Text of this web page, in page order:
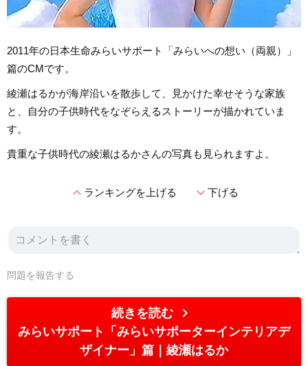
2011年の日本生命みらいサポート「みらいへの想い（両親）」
篇のCMです。
綾瀬はるかが海岸沿いを散歩して、見かけた幸せそうな家族
と、自分の子供時代をなぞらえるストーリーが描かれていま
す。
貴重な子供時代の綾瀬はるかさんの写真も見られますよ。
expand_lessランキングを上げる expand_more下げる
問題を報告する
続きを読む chevron_right
みらいサポート「みらいサポーターインテリアデ
ザイナー」篇
綾瀬はるか